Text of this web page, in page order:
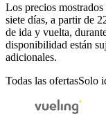
Los precios
siete días, a partir de
de ida y vuelta,
disponibilidad están
adicionales.
Todas las ofertasSolo